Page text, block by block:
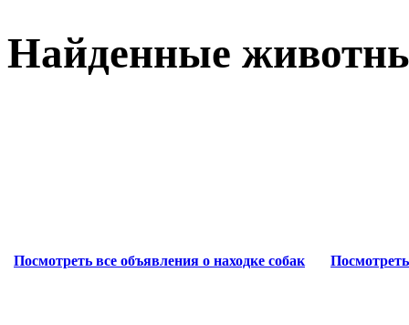
Найденные
Посмотреть все объявления о находке собак